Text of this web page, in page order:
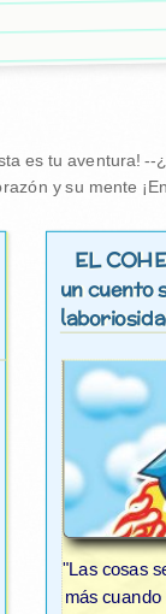
es tu aventura!
y su mente
EL
un cuento
"Las cosas
más